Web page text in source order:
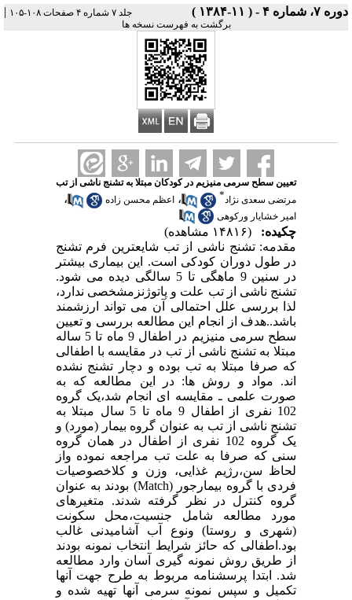
دوره ۷، شماره ۴ - ( ۱۱-۱۳۸۴ ) جلد ۷ شماره ۴ صفحات ۱۰۸-۱۰۵ |
برگشت به فهرست نسخه ها
تعیین سطح سرمی منیزیم در کودکان مبتلا به تشنج ناشی از تب
مرتضی سعدی نژاد* ، اعظم محسن زاده ،
امیر خشایار ورکوهی
چکیده:
(۱۴۸۱۶ مشاهده)
مقدمه: تشنج ناشی از تب شایعترین فرم تشنج
در طول دوران کودکی است. این بیماری بیشتر
در سنین 9 ماهگی تا 5 سالگی دیده می شود.
تشنج ناشی از تب علت و پاتوژنزمشخصی ندارد،
لذا بررسی علل احتمالی آن می تواند ارزشمند
باشد..هدف از انجام این مطالعه بررسی و تعیین
سطح سرمی منیزیم در اطفال 9 ماه تا 5 ساله
مبتلا به تشنج ناشی از تب در مقایسه با اطفالی
که صرفا مبتلا به تب بوده و دچار تشنج نشده
اند. مواد و روش ها: در این مطالعه که به
صورت علمی ـ مقایسه ای انجام شد،یک گروه
102 نفری از اطفال 9 ماه تا 5 سال مبتلا به
تشنج ناشی از تب به عنوان گروه بیمار (مورد) و
یک گروه 102 نفری از اطفال در همان گروه
سنی که صرفا به علت تب مراجعه نموده واز
لحاظ سن،رژیم غذایی، وزن و کلاخصوصیات
فردی با گروه بیمارجور (Match) بودند به عنوان
گروه کنترل در نظر گرفته شدند. متغیرهای
مورد مطالعه شامل جنسیت،محل سکونت
(شهری و روستا) ونوع آب آشامیدنی غالب
بود.اطفالی که حائز شرایط انتخاب نمونه بودند
از طریق روش نمونه گیری آسان وارد مطالعه
شد. ابتدا پرسشنامه مربوط به طرح جهت آنها
تکمیل و سپس نمونه سرمی آنها تهیه شده و